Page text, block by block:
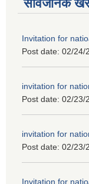
सार्वजनिक
Invitation for
Post date: 02/24/
invitation for
Post date: 02/23/
invitation for
Post date: 02/23/
Invitation for